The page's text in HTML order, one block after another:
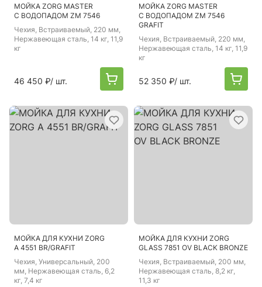
МОЙКА ZORG MASTER
С ВОДОПАДОМ ZM 7546
Чехия, Встраиваемый, 220 мм,
Нержавеющая сталь, 14 кг, 11,9
кг
46 450 ₽/ шт.
МОЙКА ZORG MASTER
С ВОДОПАДОМ ZM 7546
GRAFIT
Чехия, Встраиваемый, 220 мм,
Нержавеющая сталь, 14 кг, 11,9
кг
52 350 ₽/ шт.
МОЙКА ДЛЯ КУХНИ ZORG
A 4551 BR/GRAFIT
Чехия, Универсальный, 200
мм, Нержавеющая сталь, 6,2
кг, 7,4 кг
МОЙКА ДЛЯ КУХНИ ZORG
GLASS 7851 OV BLACK BRONZE
Чехия, Встраиваемый, 200 мм,
Нержавеющая сталь, 8,2 кг,
11,3 кг